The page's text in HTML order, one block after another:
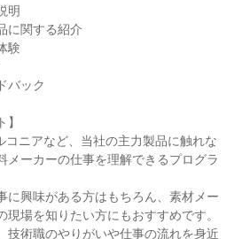
明
に関する紹介
験
バック
コニアなど、当社の主力製品に触れな
メーカーの仕事を理解できるプログラ
に興味がある方はもちろん、素材メー
現場を知りたい方にもおすすめです。
技術職のやりがいや仕事の流れを身近